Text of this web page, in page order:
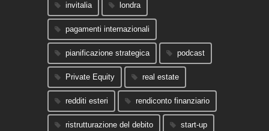
invitalia londra
pagamenti internazionali
pianificazione strategica podcast
Private Equity real estate
redditi esteri rendiconto finanziario
ristrutturazione del debito start-up